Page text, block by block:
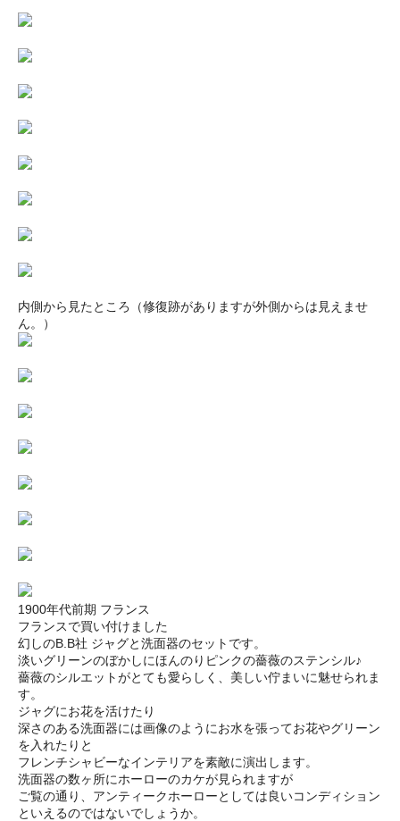
内側から見たところ（修復跡がありますが外側からは見えませ
ん。）
1900年代前期 フランス
フランスで買い付けました
幻しのB.B社 ジャグと洗面器のセットです。
淡いグリーンのぼかしにほんのりピンクの薔薇のステンシル♪
薔薇のシルエットがとても愛らしく、美しい佇まいに魅せられま
す。
ジャグにお花を活けたり
深さのある洗面器には画像のようにお水を張ってお花やグリーン
を入れたりと
フレンチシャビーなインテリアを素敵に演出します。
洗面器の数ヶ所にホーローのカケが見られますが
ご覧の通り、アンティークホーローとしては良いコンディション
といえるのではないでしょうか。